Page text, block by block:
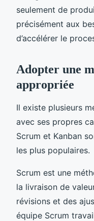
seulement de
précisément aux
d’accélérer le
Adopter une
appropriée
Il existe plusieurs
avec ses propres
Scrum et Kanban
les plus populaires.
Scrum est une
la livraison de
révisions et des
équipe Scrum